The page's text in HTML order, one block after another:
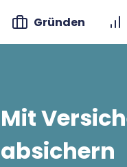
Gründen
Mit
absichern